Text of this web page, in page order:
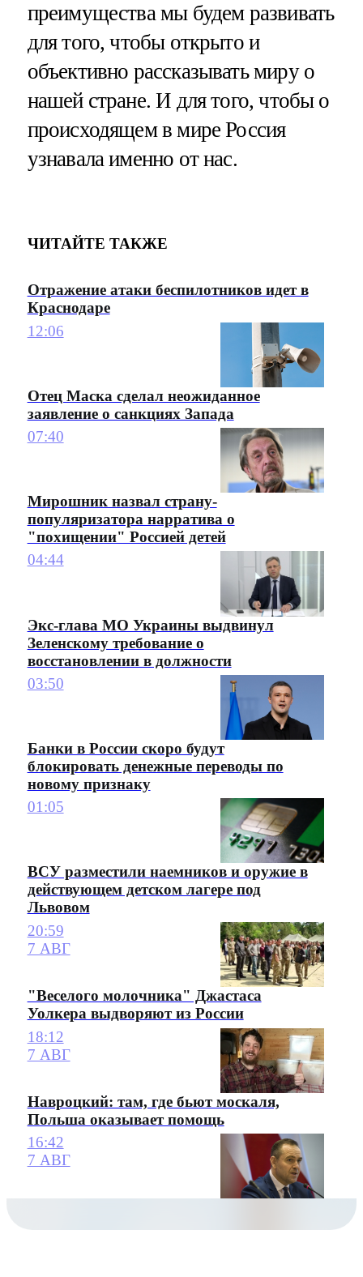
преимущества мы будем развивать
для того, чтобы открыто и
объективно рассказывать миру о
нашей стране. И для того, чтобы о
происходящем в мире Россия
узнавала именно от нас.
ЧИТАЙТЕ ТАКЖЕ
Отражение атаки беспилотников идет в
Краснодаре
12:06
Отец Маска сделал неожиданное
заявление о санкциях Запада
07:40
Мирошник назвал страну-
популяризатора нарратива о
"похищении" Россией детей
04:44
Экс-глава МО Украины выдвинул
Зеленскому требование о
восстановлении в должности
03:50
Банки в России скоро будут
блокировать денежные переводы по
новому признаку
01:05
ВСУ разместили наемников и оружие в
действующем детском лагере под
Львовом
20:59
7 АВГ
"Веселого молочника" Джастаса
Уолкера выдворяют из России
18:12
7 АВГ
Навроцкий: там, где бьют москаля,
Польша оказывает помощь
16:42
7 АВГ